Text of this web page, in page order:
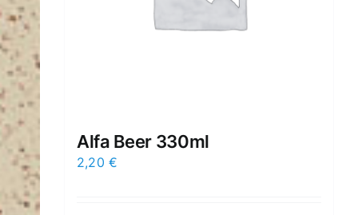
Alfa Beer 330ml
2,20€